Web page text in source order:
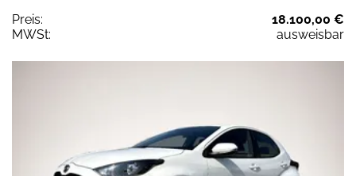
Preis:
18.100,00 €
MWSt:
ausweisbar